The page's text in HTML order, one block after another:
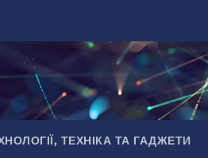
ТЕХНІКА ТА ГАДЖЕТИ